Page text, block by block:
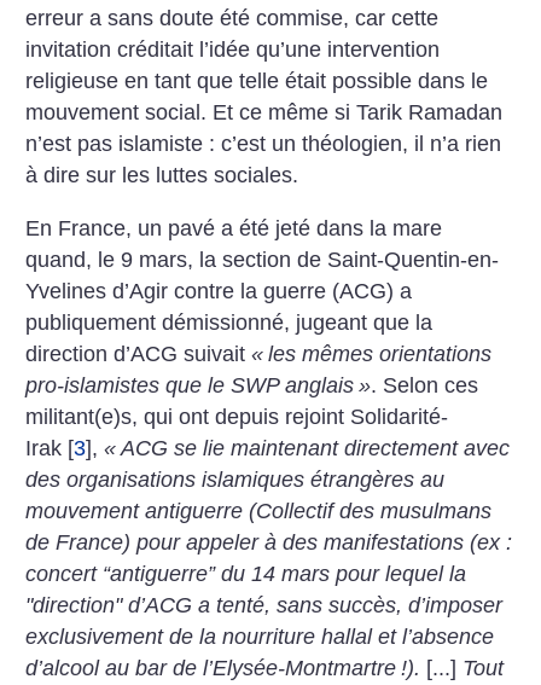
erreur a sans doute été commise, car cette
invitation créditait l’idée qu’une intervention
religieuse en tant que telle était possible dans le
mouvement social. Et ce même si Tarik Ramadan
n’est pas islamiste : c’est un théologien, il n’a rien
à dire sur les luttes sociales.
En France, un pavé a été jeté dans la mare
quand, le 9 mars, la section de Saint-Quentin-en-
Yvelines d’Agir contre la guerre (ACG) a
publiquement démissionné, jugeant que la
direction d’ACG suivait« les mêmes orientations
pro-islamistes que le SWP anglais ». Selon ces
militant(e)s, qui ont depuis rejoint Solidarité-
Irak [3],« ACG se lie maintenant directement avec
des organisations islamiques étrangères au
mouvement antiguerre (Collectif des musulmans
de France) pour appeler à des manifestations (ex :
concert “antiguerre” du 14 mars pour lequel la
"direction" d’ACG a tenté, sans succès, d’imposer
exclusivement de la nourriture hallal et l’absence
d’alcool au bar de l’Elysée-Montmartre !). [...] Tout